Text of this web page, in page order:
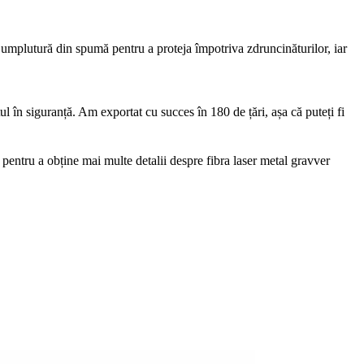
din spumă pentru a proteja împotriva zdruncinăturilor, iar
în siguranță. Am exportat cu succes în 180 de țări, așa că puteți fi
pentru a obține mai multe detalii despre fibra laser metal gravver